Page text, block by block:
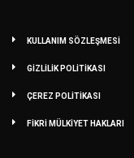
KULLANIM SÖZLEŞMESİ
GİZLİLİK POLİTİKASI
ÇEREZ POLİTİKASI
FİKRİ MÜLKİYET HAKLARI